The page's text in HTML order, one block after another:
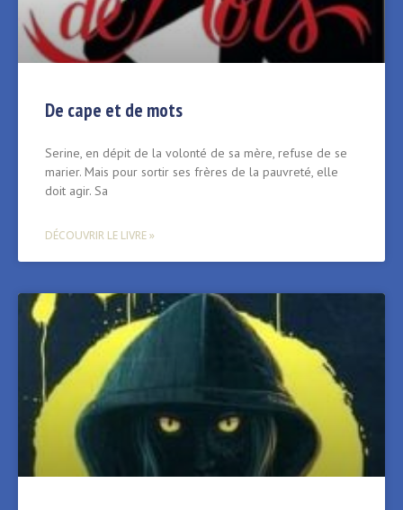
De cape et de mots
Serine, en dépit de la volonté de sa mère, refuse de se
marier. Mais pour sortir ses frères de la pauvreté, elle
doit agir. Sa
DÉCOUVRIR LE LIVRE »